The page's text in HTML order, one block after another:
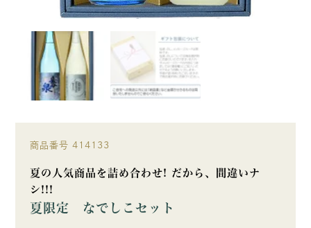
商品番号 414133
夏の人気商品を詰め合わせ! だから、間違いナ
シ!!!
夏限定 なでしこセット